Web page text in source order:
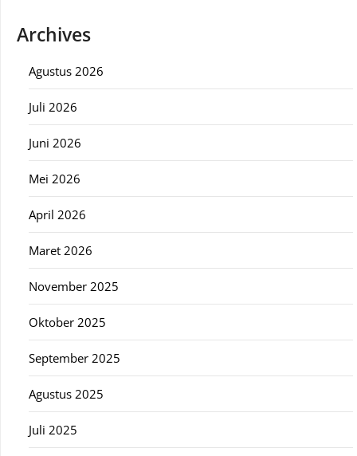
Archives
Agustus 2026
Juli 2026
Juni 2026
Mei 2026
April 2026
Maret 2026
November 2025
Oktober 2025
September 2025
Agustus 2025
Juli 2025